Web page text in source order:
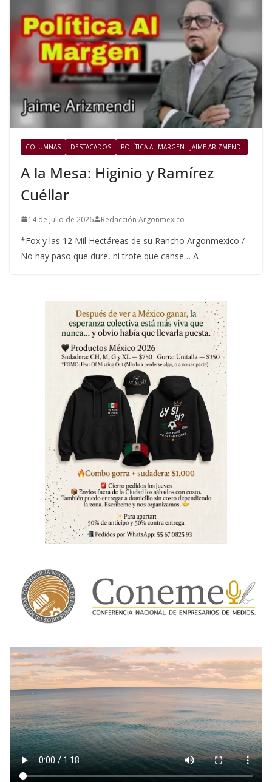
COLUMNAS DESTACADOS POLÍTICA AL MARGEN - JAIME ARIZMENDI
A la Mesa: Higinio y Ramírez
Cuéllar
14 de julio de 2026 Redacción Argonmexico
*Fox y las 12 Mil Hectáreas de su Rancho Argonmexico /
No hay paso que dure, ni trote que canse… A